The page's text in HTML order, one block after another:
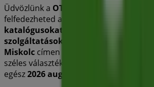
Üdvözlünk a OTP Bank
üzletében a
felfedezheted a legjobb
katalógusokat
szolgáltatások márkától. Fizikai
Miskolc címen található, ahol kiváló
széles választékát kínáljuk, hogy
egész2026 augusztus